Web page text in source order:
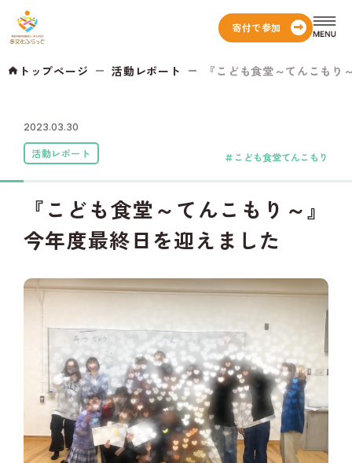
寄付で参加
トップページ 活動レポート 『こども食堂～てんこもり
2023.03.30
活動レポート こども食堂てんこもり
『こども食堂～てんこもり～』
今年度最終日を迎えました